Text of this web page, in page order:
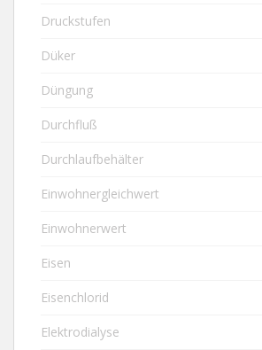
Druckstufen
Düker
Düngung
Durchfluß
Durchlaufbehälter
Einwohnergleichwert
Einwohnerwert
Eisen
Eisenchlorid
Elektrodialyse